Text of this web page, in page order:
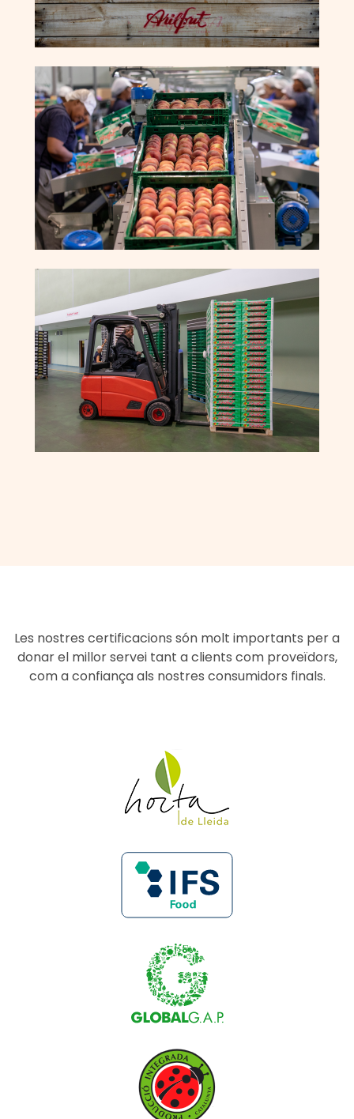
Les nostres certificacions són molt importants per a
donar el millor servei tant a clients com proveïdors,
com a confiança als nostres consumidors finals.